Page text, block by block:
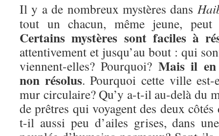
Il y a de nombreux mystères dans
tout un chacun, même jeune, peut
Certains mystères sont faciles à
attentivement et jusqu’au bout : qui
viennent-elles? Pourquoi? Mais il en
non résolus. Pourquoi cette ville est-
mur circulaire? Qu’y a-t-il au-delà du
de prêtres qui voyagent des deux
t-il aussi peu d’ailes grises, dans